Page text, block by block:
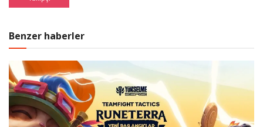
Benzer haberler